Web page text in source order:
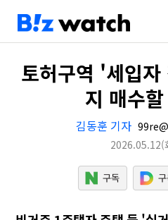
토허구역 '세입
지 매수
김동훈 기자
2026.05.12(